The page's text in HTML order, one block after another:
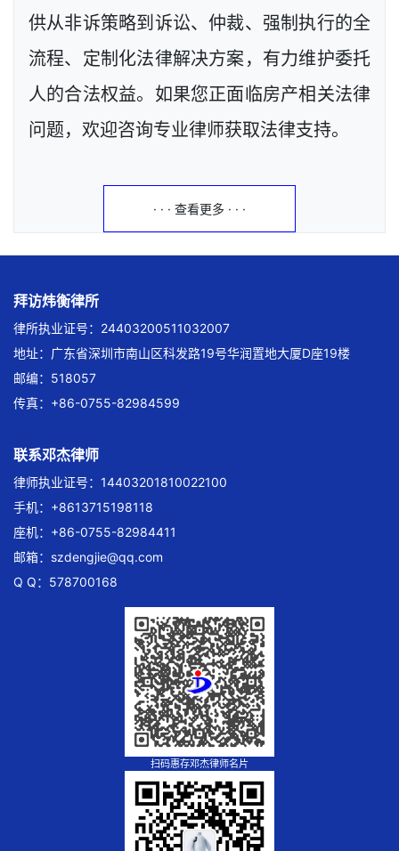
供从非诉策略到诉讼、仲裁、强制执行的全
流程、定制化法律解决方案，有力维护委托
人的合法权益。如果您正面临房产相关法律
问题，欢迎咨询专业律师获取法律支持。
· · · 查看更多 · · ·
拜访炜衡律所
律所执业证号：24403200511032007
地址：广东省深圳市南山区科发路19号华润置地大厦D座19楼
邮编：518057
传真：+86-0755-82984599
联系邓杰律师
律师执业证号：14403201810022100
手机：+8613715198118
座机：+86-0755-82984411
邮箱： szdengjie@qq.com
Q Q：578700168
扫码惠存邓杰律师名片